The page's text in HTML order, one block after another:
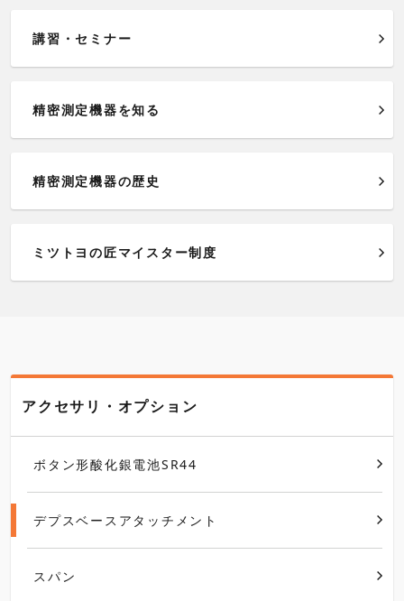
講習・セミナー
精密測定機器を知る
精密測定機器の歴史
ミツトヨの匠マイスター制度
アクセサリ・オプション
ボタン形酸化銀電池SR44
デプスベースアタッチメント
スパン